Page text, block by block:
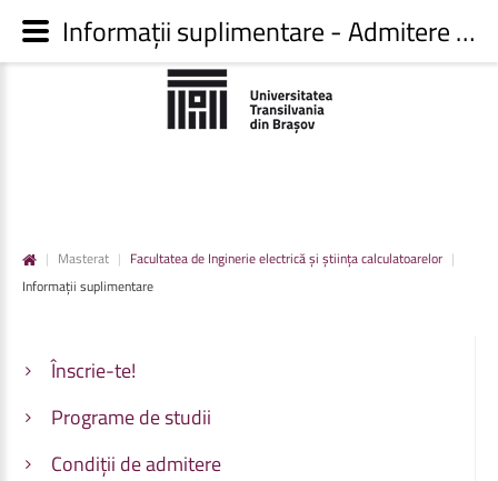
| Masterat | Facultatea de Inginerie electrică și știința calculatoarelor |
Informații suplimentare
Înscrie-te!
Programe de studii
Condiții de admitere
Informații suplimentare - Admitere UNITBV